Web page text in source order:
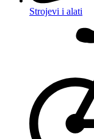
Strojevi i alati